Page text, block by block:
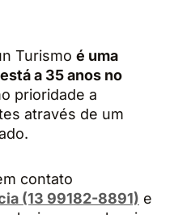
Turismo é uma
a 35 anos no
prioridade a
através de um
contato
(13 99182-8891) e